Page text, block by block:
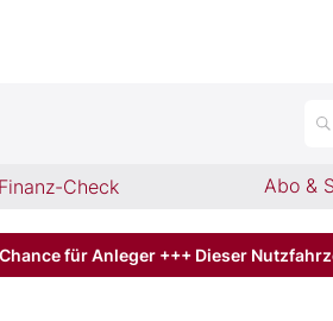
Finanz-Check Abo &
für Anleger +++ Dieser